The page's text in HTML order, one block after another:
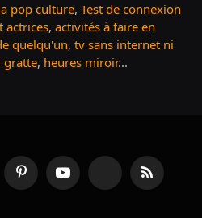
pop culture, Test de connexion
actrices, activités à faire en
quelqu'un, tv sans internet ni
gratte, heures miroir...
PinterestYouTube TikTok RSS